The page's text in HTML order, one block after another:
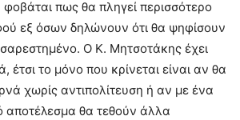
πως θα πληγεί περισσότερο
εξ όσων δηλώνουν ότι θα ψηφίσουν
Ο Κ. Μητσοτάκης έχει
έτσι το μόνο που κρίνεται είναι αν θα
χωρίς αντιπολίτευση ή αν με ένα
αποτέλεσμα θα τεθούν άλλα